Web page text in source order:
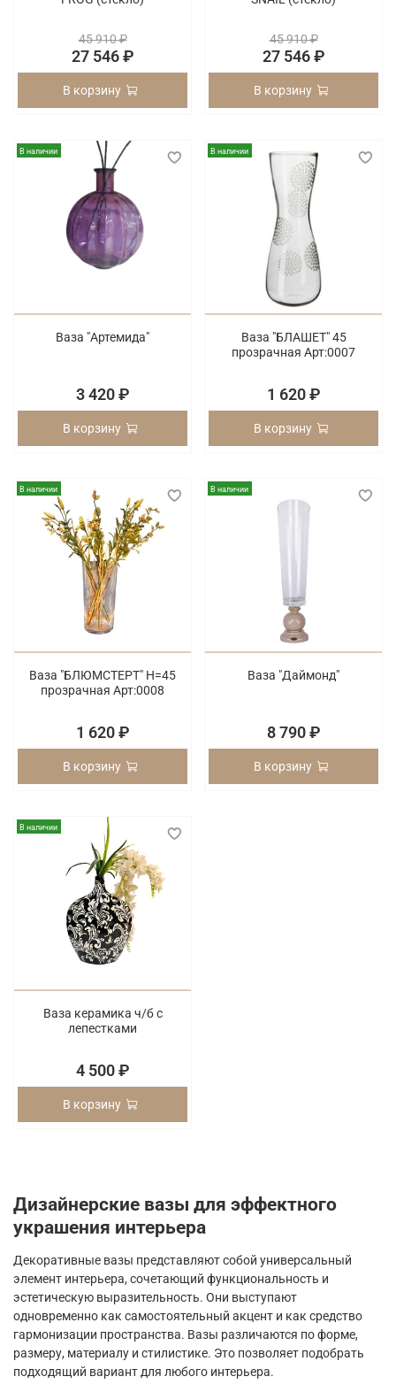
45 910 ₽
27 546 ₽
В корзину
45 910 ₽
27 546 ₽
В корзину
В наличии
Ваза "Артемида"
3 420 ₽
В корзину
В наличии
Ваза "БЛАШЕТ" 45
прозрачная Арт:0007
1 620 ₽
В корзину
В наличии
Ваза "БЛЮМСТЕРТ" Н=45
прозрачная Арт:0008
1 620 ₽
В корзину
В наличии
Ваза "Даймонд"
8 790 ₽
В корзину
В наличии
Ваза керамика ч/б с
лепестками
4 500 ₽
В корзину
Дизайнерские вазы для эффектного
украшения интерьера
Декоративные вазы представляют собой универсальный
элемент интерьера, сочетающий функциональность и
эстетическую выразительность. Они выступают
одновременно как самостоятельный акцент и как средство
гармонизации пространства. Вазы различаются по форме,
размеру, материалу и стилистике. Это позволяет подобрать
подходящий вариант для любого интерьера.